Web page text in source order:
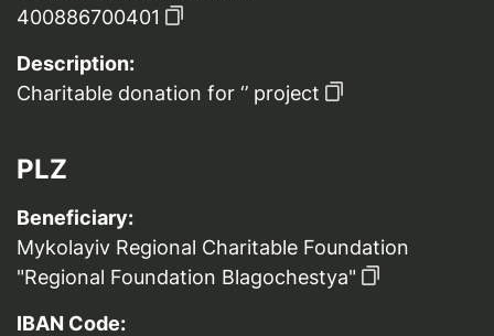
400886700401
Description:
Charitable donation for ‘’ project
PLZ
Beneficiary:
Mykolayiv Regional Charitable Foundation
"Regional Foundation Blagochestya"
IBAN Code: